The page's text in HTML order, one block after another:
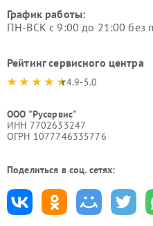
График работы:
ПН-ВСК с 9:00 до 21:00 без
Рейтинг сервисного центра
4.9-5.0
ООО "Русервис"
ИНН 7702633247
ОГРН 1077746335776
Поделиться в соц. сетях: